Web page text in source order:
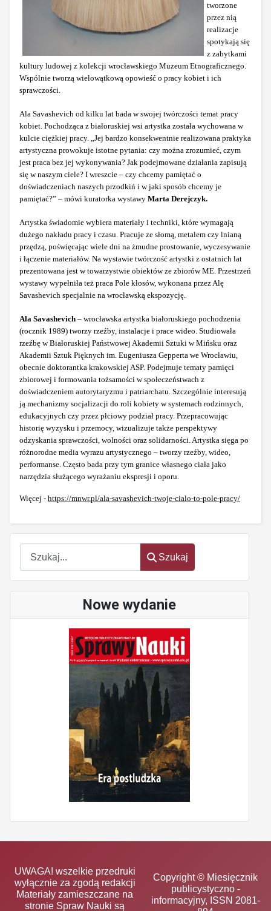
Szukaj
Szukaj
Nowe wydanie
tworzone
przez nią
realizacje
spotykają się
z zabytkami
kultury ludowej z kolekcji wrocławskiego Muzeum Etnograficznego.
Wspólnie tworzą wielowątkową opowieść o pracy kobiet i ich
sprawczości.
Ala Savashevich od kilku lat bada w swojej twórczości temat pracy
kobiet. Pochodząca z białoruskiej wsi artystka została wychowana w
kulcie ciężkiej pracy. „Jej bardzo konsekwentnie realizowana praktyka
artystyczna prowokuje istotne pytania: czy można zrozumieć, czym
jest praca bez jej wykonywania? Jak podejmowane działania zapisują
się w naszym ciele? I wreszcie – czy chcemy pamiętać o
doświadczeniach naszych przodkiń i w jaki sposób chcemy je
pamiętać?” – mówi kuratorka wystawy Marta Derejczyk.
Artystka świadomie wybiera materiały i techniki, które wymagają
dużego nakładu pracy i czasu. Pracuje ze słomą, metalem czy lnianą
przędzą, poświęcając wiele dni na żmudne prostowanie, wyczesywanie
i łączenie materiałów. Na wystawie twórczość artystki z ostatnich lat
prezentowana jest w towarzystwie obiektów ze zbiorów ME. Przestrzeń
wystawy wypełniła też praca Pole kłosów, wykonana przez Alę
Savashevich specjalnie na wrocławską ekspozycję.
Ala Savashevich – wrocławska artystka białoruskiego pochodzenia
(rocznik 1989) tworzy rzeźby, instalacje i prace wideo. Studiowała
rzeźbę w Białoruskiej Państwowej Akademii Sztuki w Mińsku oraz
Akademii Sztuk Pięknych im. Eugeniusza Gepperta we Wrocławiu,
obecnie doktorantka krakowskiej ASP. Podejmuje tematy pamięci
zbiorowej i formowania tożsamości w społeczeństwach z
doświadczeniem autorytaryzmu i patriarchatu. Szczególnie interesują
ją mechanizmy socjalizacji do roli kobiety w systemach rodzinnych,
edukacyjnych czy przez płciowy podział pracy. Przepracowując
historię wyzysku i przemocy, wizualizuje także perspektywy
odzyskania sprawczości, wolności oraz solidarności. Artystka sięga po
różnorodne media wyrazu artystycznego – tworzy rzeźby, wideo,
performanse. Często bada przy tym granice własnego ciała jako
narzędzia służącego wyrażaniu ekspresji i oporu.
Więcej - https://mnwr.pl/ala-savashevich-twoje-cialo-to-pole-pracy/
UWAGA! wszelkie przedruki
wyłącznie za zgodą redakcji
Materiały zamieszczane na
stronie Spraw Nauki są
Copyright © Miesięcznik
publicystyczno -
informacyjny, ISSN 2081-